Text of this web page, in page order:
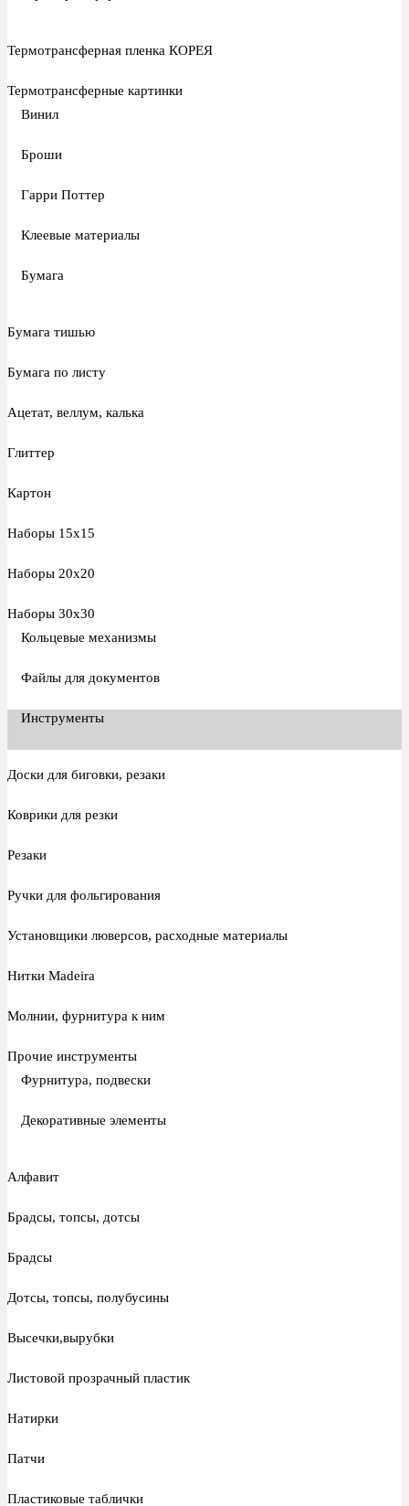
Термотрансферная пленка КОРЕЯ
Термотрансферные картинки
Винил
Броши
Гарри Поттер
Клеевые материалы
Бумага
Бумага тишью
Бумага по листу
Ацетат, веллум, калька
Глиттер
Картон
Наборы 15х15
Наборы 20х20
Наборы 30х30
Кольцевые механизмы
Файлы для документов
Инструменты
Доски для биговки, резаки
Коврики для резки
Резаки
Ручки для фольгирования
Установщики люверсов, расходные материалы
Нитки Madeira
Молнии, фурнитура к ним
Прочие инструменты
Фурнитура, подвески
Декоративные элементы
Алфавит
Брадсы, топсы, дотсы
Брадсы
Дотсы, топсы, полубусины
Высечки,вырубки
Листовой прозрачный пластик
Натирки
Патчи
Пластиковые таблички